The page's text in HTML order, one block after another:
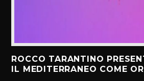
ROCCO TARANTINO
IL MEDITERRANEO COME